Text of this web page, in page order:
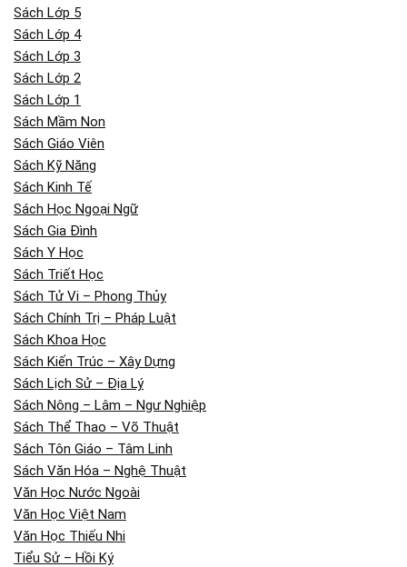
Sách Lớp 5
Sách Lớp 4
Sách Lớp 3
Sách Lớp 2
Sách Lớp 1
Sách Mầm Non
Sách Giáo Viên
Sách Kỹ Năng
Sách Kinh Tế
Sách Học Ngoại Ngữ
Sách Gia Đình
Sách Y Học
Sách Triết Học
Sách Tử Vi – Phong Thủy
Sách Chính Trị – Pháp Luật
Sách Khoa Học
Sách Kiến Trúc – Xây Dựng
Sách Lịch Sử – Địa Lý
Sách Nông – Lâm – Ngư Nghiệp
Sách Thể Thao – Võ Thuật
Sách Tôn Giáo – Tâm Linh
Sách Văn Hóa – Nghệ Thuật
Văn Học Nước Ngoài
Văn Học Việt Nam
Văn Học Thiếu Nhi
Tiểu Sử – Hồi Ký